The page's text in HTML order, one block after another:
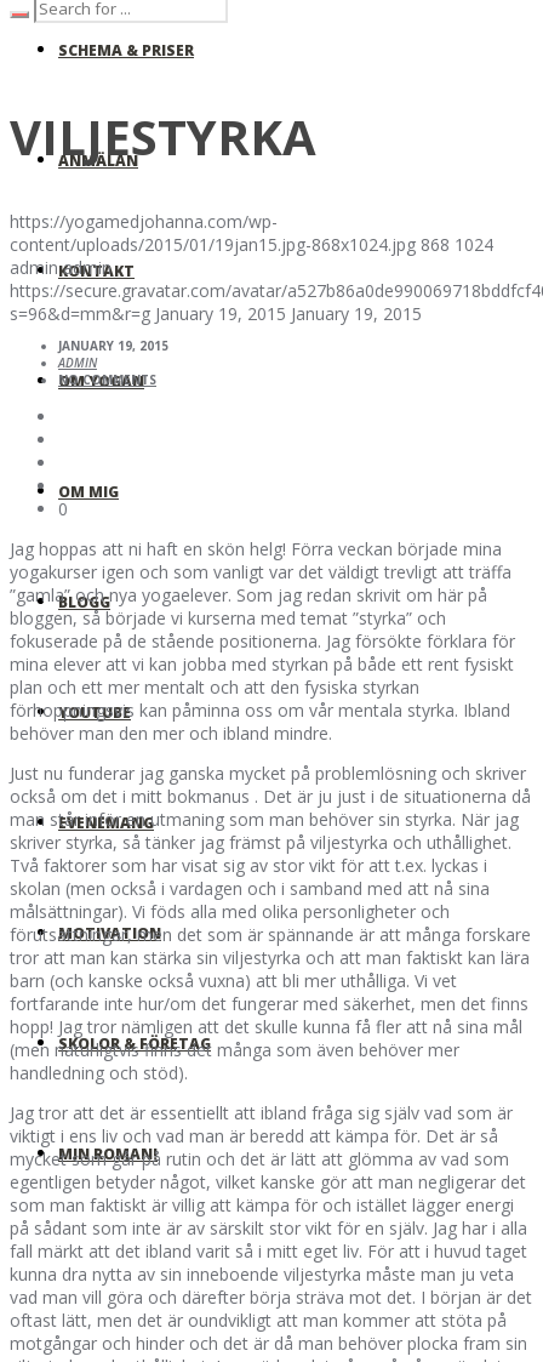
SCHEMA & PRISER
ANMÄLAN
KONTAKT
OM YOGAN
OM MIG
BLOGG
YOUTUBE
EVENEMANG
MOTIVATION
SKOLOR & FÖRETAG
MIN ROMAN!
VILJESTYRKA
https://yogamedjohanna.com/wp-
content/uploads/2015/01/19jan15.jpg-868x1024.jpg 868 1024
admin admin
https://secure.gravatar.com/avatar/
s=96&d=mm&r=g January 19, 2015 January 19, 2015
JANUARY 19, 2015
ADMIN
NO COMMENTS
0
Jag hoppas att ni haft en skön helg! Förra veckan började mina
yogakurser igen och som vanligt var det väldigt trevligt att träffa
”gamla” och nya yogaelever. Som jag redan skrivit om här på
bloggen, så började vi kurserna med temat ”styrka” och
fokuserade på de stående positionerna. Jag försökte förklara för
mina elever att vi kan jobba med styrkan på både ett rent fysiskt
plan och ett mer mentalt och att den fysiska styrkan
förhoppningsvis kan påminna oss om vår mentala styrka. Ibland
behöver man den mer och ibland mindre.
Just nu funderar jag ganska mycket på problemlösning och skriver
också om det i mitt bokmanus . Det är ju just i de situationerna då
man står inför en utmaning som man behöver sin styrka. När jag
skriver styrka, så tänker jag främst på viljestyrka och uthållighet.
Två faktorer som har visat sig av stor vikt för att t.ex. lyckas i
skolan (men också i vardagen och i samband med att nå sina
målsättningar). Vi föds alla med olika personligheter och
förutsättningar, men det som är spännande är att många forskare
tror att man kan stärka sin viljestyrka och att man faktiskt kan lära
barn (och kanske också vuxna) att bli mer uthålliga. Vi vet
fortfarande inte hur/om det fungerar med säkerhet, men det finns
hopp! Jag tror nämligen att det skulle kunna få fler att nå sina mål
(men naturligtvis finns det många som även behöver mer
handledning och stöd).
Jag tror att det är essentiellt att ibland fråga sig själv vad som är
viktigt i ens liv och vad man är beredd att kämpa för. Det är så
mycket som går på rutin och det är lätt att glömma av vad som
egentligen betyder något, vilket kanske gör att man negligerar det
som man faktiskt är villig att kämpa för och istället lägger energi
på sådant som inte är av särskilt stor vikt för en själv. Jag har i alla
fall märkt att det ibland varit så i mitt eget liv. För att i huvud taget
kunna dra nytta av sin inneboende viljestyrka måste man ju veta
vad man vill göra och därefter börja sträva mot det. I början är det
oftast lätt, men det är oundvikligt att man kommer att stöta på
motgångar och hinder och det är då man behöver plocka fram sin